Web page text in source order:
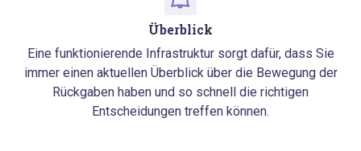
Überblick
Eine funktionierende Infrastruktur sorgt dafür, dass Sie
immer einen aktuellen Überblick über die Bewegung der
Rückgaben haben und so schnell die richtigen
Entscheidungen treffen können.